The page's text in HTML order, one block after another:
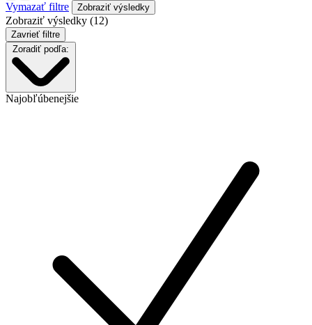
Vymazať filtre
Zobraziť výsledky (12)
Zavrieť filtre
Zoradiť podľa:
Najobľúbenejšie